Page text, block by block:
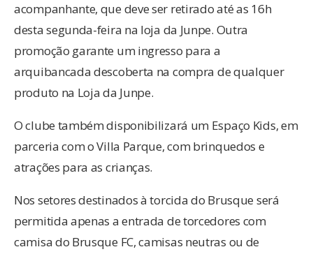
acompanhante, que deve ser retirado até as 16h
desta segunda-feira na loja da Junpe. Outra
promoção garante um ingresso para a
arquibancada descoberta na compra de qualquer
produto na Loja da Junpe.
O clube também disponibilizará um Espaço Kids, em
parceria com o Villa Parque, com brinquedos e
atrações para as crianças.
Nos setores destinados à torcida do Brusque será
permitida apenas a entrada de torcedores com
camisa do Brusque FC, camisas neutras ou de